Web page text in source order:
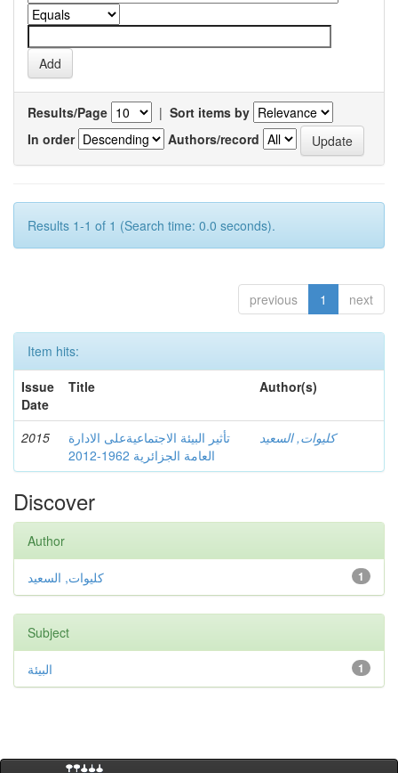
Results/Page | Sort items by
In order
Authors/record
Results 1-1 of 1 (Search time: 0.0 seconds).
previous 1 next
Item hits:
Issue
Date
Title Author(s)
2015
تأثير البيئة الاجتماعيةعلى الادارة
العامة الجزائرية 1962-2012
كليوات, السعيد
Discover
Author
1 كليوات, السعيد
Subject
1 البيئة